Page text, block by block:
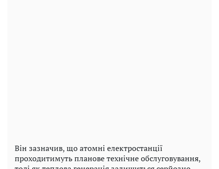
Він зазначив, що атомні електростанції
проходитимуть планове технічне обслуговування,